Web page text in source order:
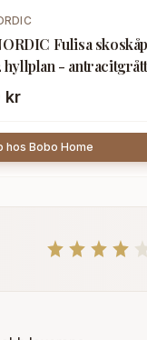
Fulisa
hyllplan -
kr
hos Bobo Home